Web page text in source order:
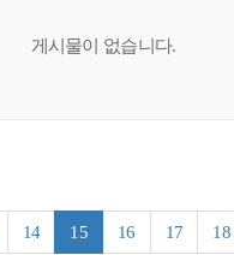
게시물이 없습니다.
14 15 16 17 18